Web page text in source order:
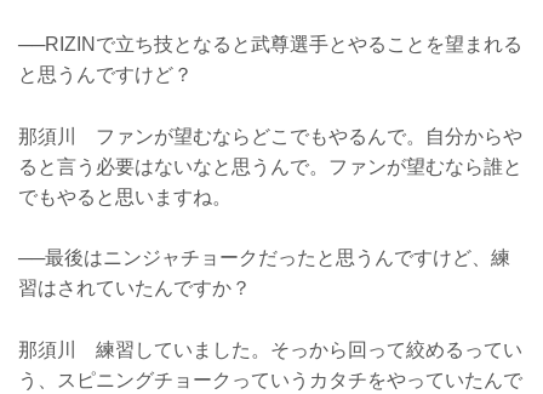
──RIZINで立ち技となると武尊選手とやることを望まれる
と思うんですけど？
那須川 ファンが望むならどこでもやるんで。自分からや
ると言う必要はないなと思うんで。ファンが望むなら誰と
でもやると思いますね。
──最後はニンジャチョークだったと思うんですけど、練
習はされていたんですか？
那須川 練習していました。そっから回って絞めるってい
う、スピニングチョークっていうカタチをやっていたんで